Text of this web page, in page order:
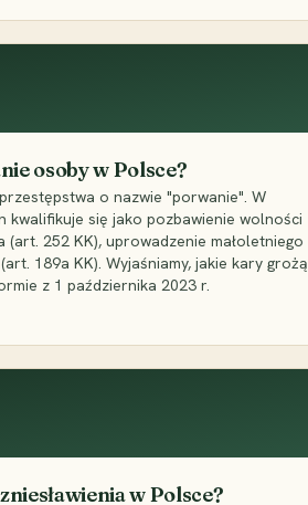
osoby w Polsce?
o nazwie "porwanie". W
kwalifikuje się jako pozbawienie wolności
(art. 252 KK), uprowadzenie małoletniego
189a KK). Wyjaśniamy, jakie kary grożą
z 1 października 2023 r.
w Polsce?